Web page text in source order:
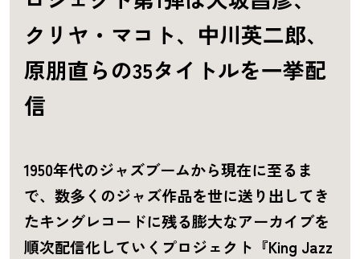
クリヤ・マコト、中川英二郎、
原朋直らの35タイトルを一挙配
信
1950年代のジャズブームから現在に至るま
で、数多くのジャズ作品を世に送り出してき
たキングレコードに残る膨大なアーカイブを
順次配信化していくプロジェクト『King Jazz